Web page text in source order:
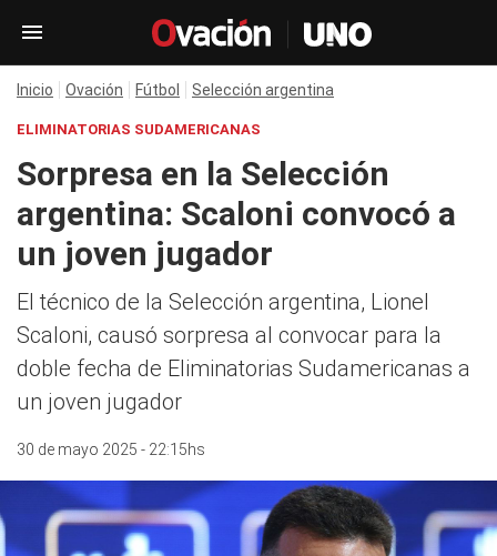
Inicio Ovación Fútbol Selección argentina
ELIMINATORIAS SUDAMERICANAS
Sorpresa en la Selección
argentina: Scaloni convocó a
un joven jugador
El técnico de la Selección argentina, Lionel
Scaloni, causó sorpresa al convocar para la
doble fecha de Eliminatorias Sudamericanas a
un joven jugador
30 de mayo 2025 - 22:15hs